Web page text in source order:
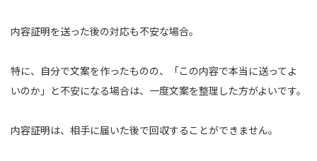
内容証明を送った後の対応も不安な場合。
特に、自分で文案を作ったものの、「この内容で本当に送ってよ
いのか」と不安になる場合は、一度文案を整理した方がよいです。
内容証明は、相手に届いた後で回収することができません。